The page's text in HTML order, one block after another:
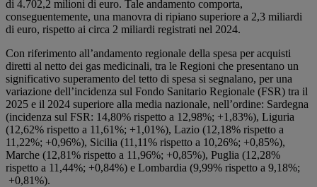
di 4.702,2 milioni di euro. Tale andamento comporta,
conseguentemente, una manovra di ripiano superiore a 2,3 miliardi
di euro, rispetto ai circa 2 miliardi registrati nel 2024.
Con riferimento all’andamento regionale della spesa per acquisti
diretti al netto dei gas medicinali, tra le Regioni che presentano un
significativo superamento del tetto di spesa si segnalano, per una
variazione dell’incidenza sul Fondo Sanitario Regionale (FSR) tra il
2025 e il 2024 superiore alla media nazionale, nell’ordine: Sardegna
(incidenza sul FSR: 14,80% rispetto a 12,98%; +1,83%), Liguria
(12,62% rispetto a 11,61%; +1,01%), Lazio (12,18% rispetto a
11,22%; +0,96%), Sicilia (11,11% rispetto a 10,26%; +0,85%),
Marche (12,81% rispetto a 11,96%; +0,85%), Puglia (12,28%
rispetto a 11,44%; +0,84%) e Lombardia (9,99% rispetto a 9,18%;
+0,81%).